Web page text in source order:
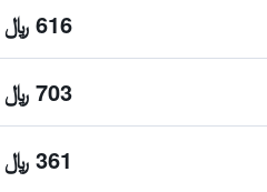
616 ﷼
703 ﷼
361 ﷼